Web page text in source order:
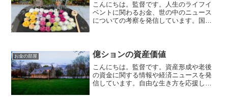
こんにちは。監督です。人生のライフイ
ベントに関わるお金、世の中のニュース
についての考察を発信しています。国家
ョンを含みます）。...
お金の部屋 億ションの資産価値
こんにちは。監督です。資産形成や老後
の資金に関する情報や経済ニュースを発
信しています。自由な生き方を応援して